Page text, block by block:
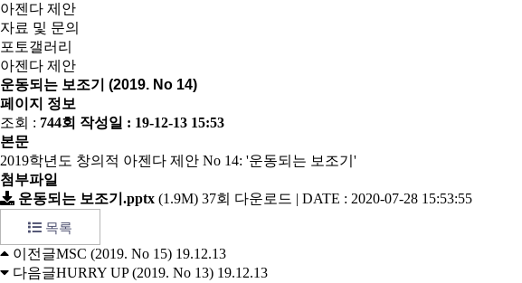
아젠다 제안
자료 및 문의
포토갤러리
아젠다 제안
운동되는 보조기 (2019. No 14)
페이지 정보
조회 : 744회 작성일 : 19-12-13 15:53
본문
2019학년도 창의적 아젠다 제안 No 14: '운동되는 보조기'
첨부파일
운동되는 보조기.pptx (1.9M) 37회 다운로드 | DATE : 2020-07-28 15:53:55
목록
이전글MSC (2019. No 15) 19.12.13
다음글HURRY UP (2019. No 13) 19.12.13